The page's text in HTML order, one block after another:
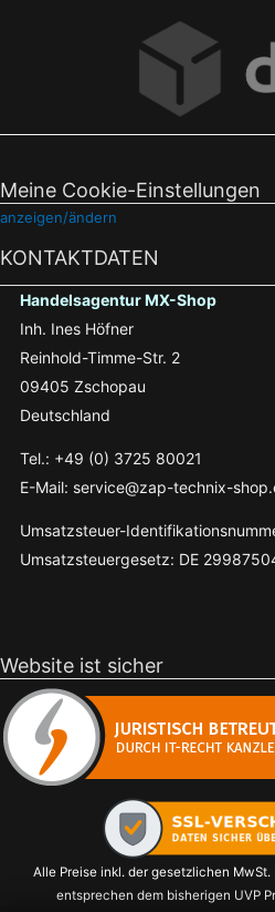
Meine Cookie-Einstellungen
anzeigen/ändern
KONTAKTDATEN
Handelsagentur MX-Shop
Inh. Ines Höfner
Reinhold-Timme-Str. 2
09405 Zschopau
Deutschland
Tel.: +49 (0) 3725 80021
E-Mail: service@zap-technix-
Umsatzsteuer-
Umsatzsteuergesetz: DE
Website ist sicher
Alle Preise inkl. der gesetzlichen
entsprechen dem bisherigen UVP